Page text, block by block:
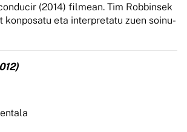
(2014) filmean. Tim Robbinsek
konposatu eta interpretatu zuen soinu-